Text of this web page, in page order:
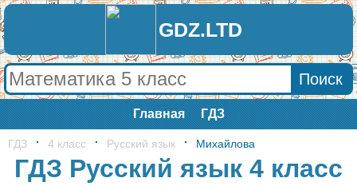
GDZ.LTD
Главная ГДЗ
ГДЗ 4 класс Русский язык Михайлова
ГДЗ Русский язык 4 класс